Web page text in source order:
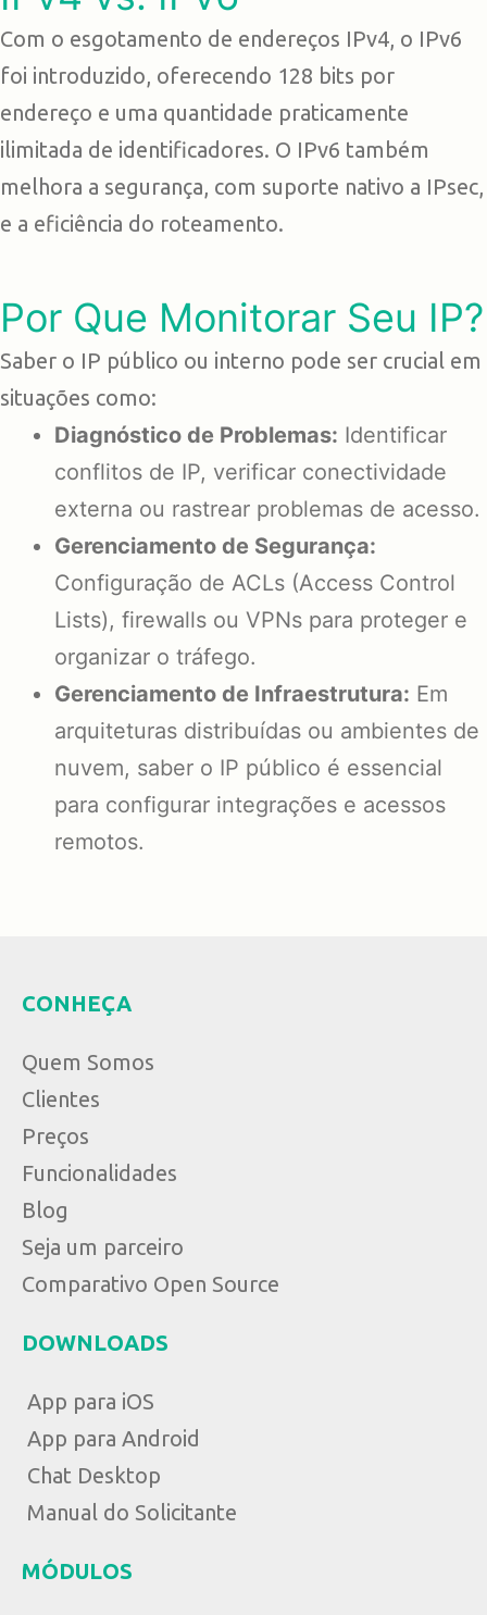
Com o esgotamento de endereços IPv4, o IPv6
foi introduzido, oferecendo 128 bits por
endereço e uma quantidade praticamente
ilimitada de identificadores. O IPv6 também
melhora a segurança, com suporte nativo a IPsec,
e a eficiência do roteamento.
Por Que Monitorar Seu IP?
Saber o IP público ou interno pode ser crucial em
situações como:
Diagnóstico de Problemas: Identificar
conflitos de IP, verificar conectividade
externa ou rastrear problemas de acesso.
Gerenciamento de Segurança:
Configuração de ACLs (Access Control
Lists), firewalls ou VPNs para proteger e
organizar o tráfego.
Gerenciamento de Infraestrutura: Em
arquiteturas distribuídas ou ambientes de
nuvem, saber o IP público é essencial
para configurar integrações e acessos
remotos.
CONHEÇA
Quem Somos
Clientes
Preços
Funcionalidades
Blog
Seja um parceiro
Comparativo Open Source
DOWNLOADS
App para iOS
App para Android
Chat Desktop
Manual do Solicitante
MÓDULOS